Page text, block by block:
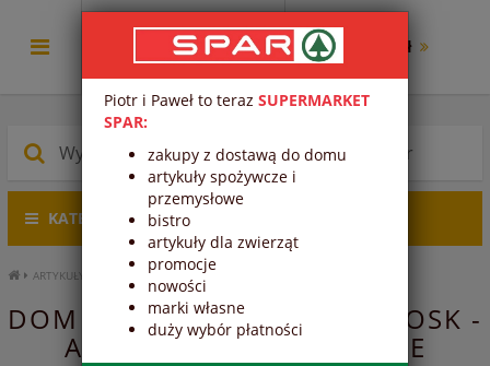
0.00 zł
KATEGORIE PRODUKTÓW
ARTYKUŁY PRZEMYSŁOWE KIOSK
DOM I OGRÓD - GAZETY - KIOSK -
ARTYKUŁY PRZEMYSŁOWE
Piotr i Paweł to teraz SUPERMARKET
SPAR:
zakupy z dostawą do domu
artykuły spożywcze i
przemysłowe
bistro
artykuły dla zwierząt
promocje
nowości
marki własne
duży wybór płatności